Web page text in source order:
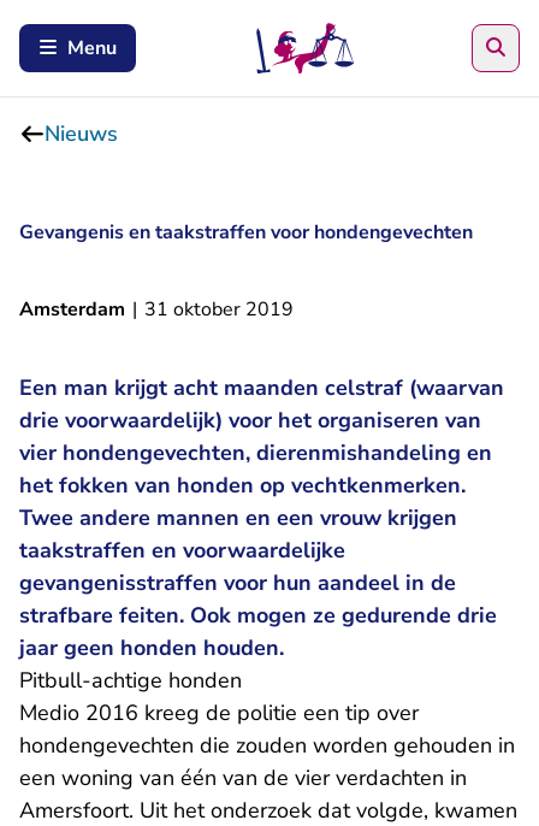
Menu
Nieuws
Gevangenis en taakstraffen voor hondengevechten
Amsterdam | 31 oktober 2019
Een man krijgt acht maanden celstraf (waarvan
drie voorwaardelijk) voor het organiseren van
vier hondengevechten, dierenmishandeling en
het fokken van honden op vechtkenmerken.
Twee andere mannen en een vrouw krijgen
taakstraffen en voorwaardelijke
gevangenisstraffen voor hun aandeel in de
strafbare feiten. Ook mogen ze gedurende drie
jaar geen honden houden.
Pitbull-achtige honden
Medio 2016 kreeg de politie een tip over
hondengevechten die zouden worden gehouden in
een woning van één van de vier verdachten in
Amersfoort. Uit het onderzoek dat volgde, kwamen